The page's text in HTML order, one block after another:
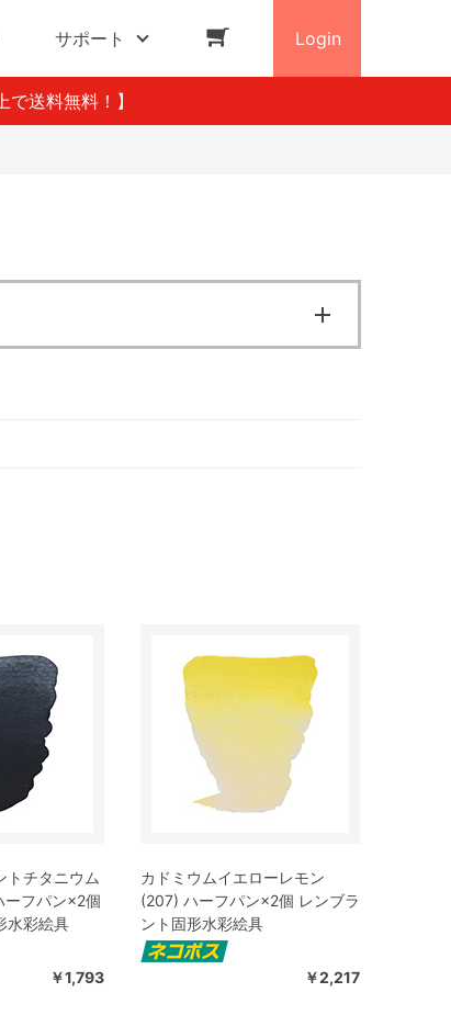
サポート Login
で送料無料！】
トチタニウム
ーフパン×2個
水彩絵具
￥1,793
カドミウムイエローレモン
(207) ハーフパン×2個 レンブラ
ント固形水彩絵具
￥2,217